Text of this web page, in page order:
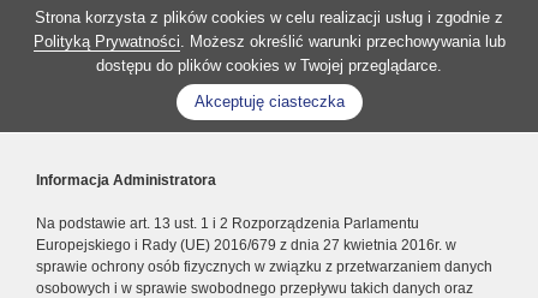
Strona korzysta z plików cookies w celu realizacji usług i zgodnie z
Polityką Prywatności. Możesz określić warunki przechowywania lub
dostępu do plików cookies w Twojej przeglądarce.
Akceptuję ciasteczka
Informacja Administratora
Na podstawie art. 13 ust. 1 i 2 Rozporządzenia Parlamentu
Europejskiego i Rady (UE) 2016/679 z dnia 27 kwietnia 2016r. w
sprawie ochrony osób fizycznych w związku z przetwarzaniem danych
osobowych i w sprawie swobodnego przepływu takich danych oraz